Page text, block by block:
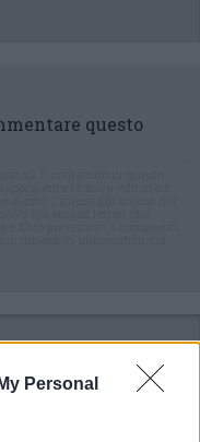
Personal
questo